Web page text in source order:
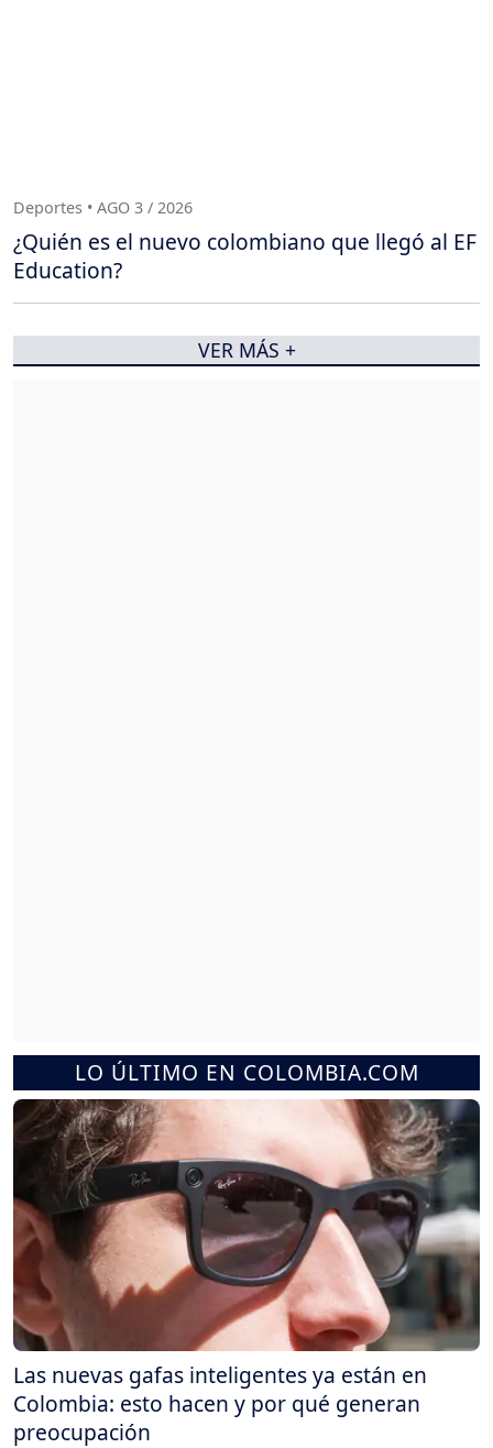
LO ÚLTIMO EN COLOMBIA.COM
Las nuevas gafas inteligentes ya están en
Colombia: esto hacen y por qué generan
preocupación
Deportes • AGO 3 / 2026
¿Quién es el nuevo colombiano que llegó al EF
Education?
VER MÁS +